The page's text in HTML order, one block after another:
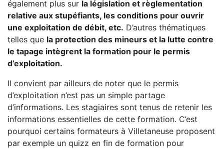
également plus sur la législation et règlementation
relative aux stupéfiants, les conditions pour ouvrir
une exploitation de débit, etc. D’autres thématiques
telles que la protection des mineurs et la lutte contre
le tapage intègrent la formation pour le permis
d’exploitation.
Il convient par ailleurs de noter que le permis
d’exploitation n’est pas un simple partage
d’informations. Les stagiaires sont tenus de retenir les
informations essentielles de cette formation. C’est
pourquoi certains formateurs à Villetaneuse proposent
par exemple un quizz en fin de formation pour